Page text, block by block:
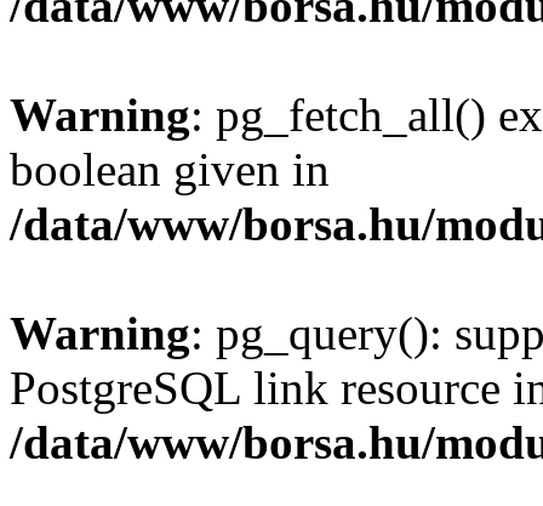
Warning: pg_fetch_all()
boolean given in
/data/www/borsa.hu/
Warning: pg_query():
PostgreSQL link resource
/data/www/borsa.hu/